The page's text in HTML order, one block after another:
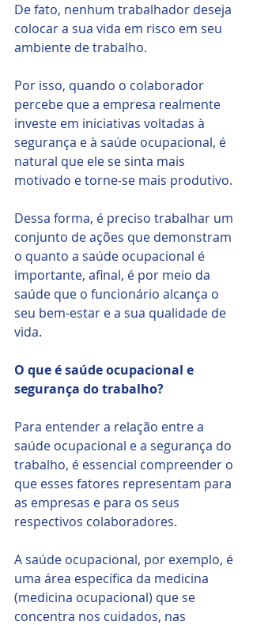
De fato, nenhum trabalhador deseja
colocar a sua vida em risco em seu
ambiente de trabalho.
Por isso, quando o colaborador
percebe que a empresa realmente
investe em iniciativas voltadas à
segurança e à saúde ocupacional, é
natural que ele se sinta mais
motivado e torne-se mais produtivo.
Dessa forma, é preciso trabalhar um
conjunto de ações que demonstram
o quanto a saúde ocupacional é
importante, afinal, é por meio da
saúde que o funcionário alcança o
seu bem-estar e a sua qualidade de
vida.
O que é saúde ocupacional e
segurança do trabalho?
Para entender a relação entre a
saúde ocupacional e a segurança do
trabalho, é essencial compreender o
que esses fatores representam para
as empresas e para os seus
respectivos colaboradores.
A saúde ocupacional, por exemplo, é
uma área específica da medicina
(medicina ocupacional) que se
concentra nos cuidados, nas